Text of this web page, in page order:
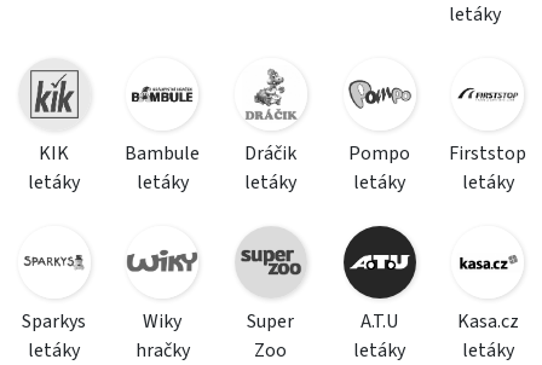
letáky
KIK
letáky
Bambule
letáky
Dráčik
letáky
Pompo
letáky
Firststop
letáky
Sparkys
letáky
Wiky
hračky
Super
Zoo
A.T.U
letáky
Kasa.cz
letáky